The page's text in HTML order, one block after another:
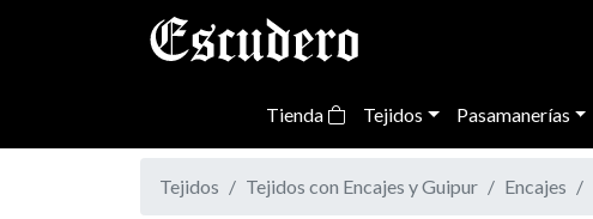
Tienda Tejidos Pasamanerías
Tejidos Tejidos con Encajes y Guipur Encajes